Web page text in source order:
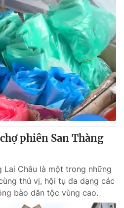
phiên San Thàng
Lai Châu là một trong những
thú vị, hội tụ đa dạng các
bào dân tộc vùng cao.